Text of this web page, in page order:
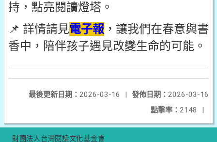
持，點亮閱讀燈塔。
📌 詳情請見電子報 ，讓我們在春意與書
香中，陪伴孩子遇見改變生命的可能。
發佈日期： 2026-03-16
最後更新日期： 2026-03-16
|
點擊率： 2148 |
財團法人台灣閱讀文化基金會